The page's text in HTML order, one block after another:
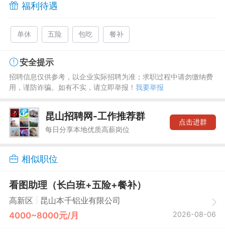
福利待遇
单休 五险 包吃 餐补
安全提示
招聘信息仅供参考，以企业实际招聘为准；求职过程中请勿缴纳费
用，谨防诈骗。如有不实，请立即举报！ 我要举报
昆山招聘网-工作推荐群
每日分享本地优质高薪岗位
点击进群
相似职位
看图助理（长白班+五险+餐补）
高新区 昆山本千铝业有限公司
4000~8000元/月 2026-08-06